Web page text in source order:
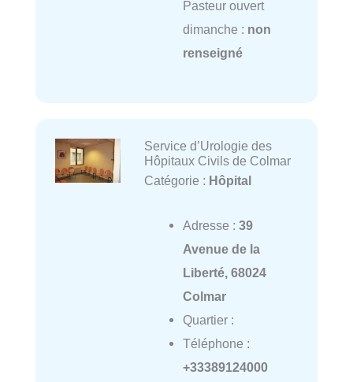
Pasteur ouvert
dimanche : non
renseigné
Service d’Urologie des
Hôpitaux Civils de Colmar
Catégorie : Hôpital
Adresse : 39
Avenue de la
Liberté, 68024
Colmar
Quartier :
Téléphone :
+33389124000